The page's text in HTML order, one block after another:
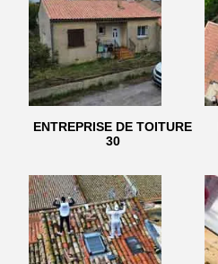
ENTREPRISE DE TOITURE
30